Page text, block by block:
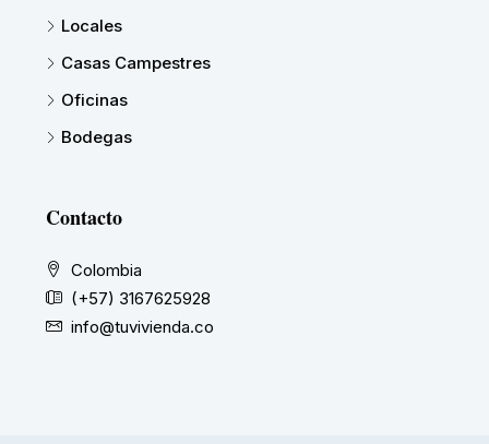
Locales
Casas Campestres
Oficinas
Bodegas
Contacto
Colombia
(+57) 3167625928
info@tuvivienda.co